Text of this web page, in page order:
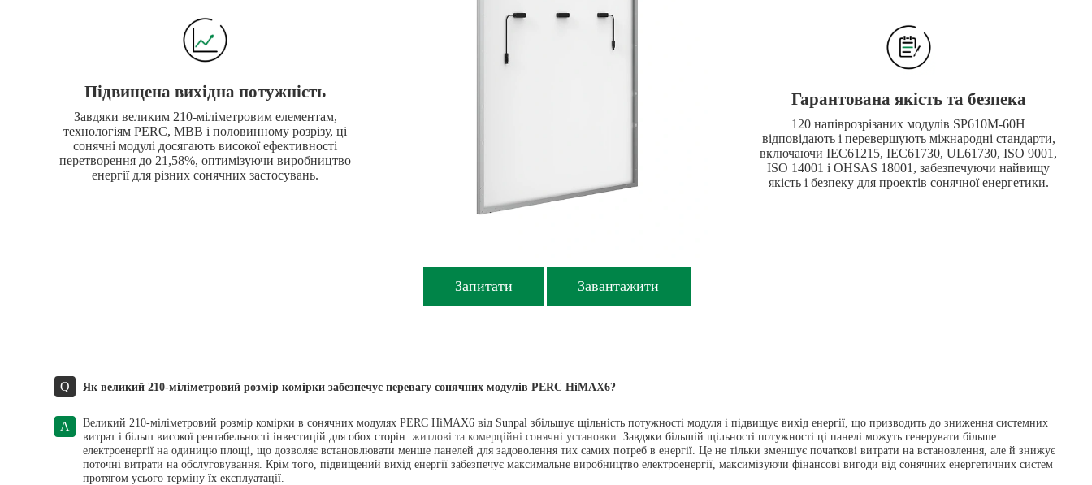
Підвищена вихідна потужність
Завдяки великим 210-міліметровим елементам,
технологіям PERC, MBB і половинному розрізу, ці
сонячні модулі досягають високої ефективності
перетворення до 21,58%, оптимізуючи виробництво
енергії для різних сонячних застосувань.
Гарантована якість та безпека
120 напіврозрізаних модулів SP610M-60H
відповідають і перевершують міжнародні стандарти,
включаючи IEC61215, IEC61730, UL61730, ISO 9001,
ISO 14001 і OHSAS 18001, забезпечуючи найвищу
якість і безпеку для проектів сонячної енергетики.
Запитати Завантажити
Q Як великий 210-міліметровий розмір комірки забезпечує перевагу сонячних модулів PERC HiMAX6?
A
Великий 210-міліметровий розмір комірки в сонячних модулях PERC HiMAX6 від Sunpal збільшує щільність потужності модуля і підвищує вихід енергії, що призводить до зниження системних
витрат і більш високої рентабельності інвестицій для обох сторін. житлові та комерційні сонячні установки . Завдяки більшій щільності потужності ці панелі можуть генерувати більше
електроенергії на одиницю площі, що дозволяє встановлювати менше панелей для задоволення тих самих потреб в енергії. Це не тільки зменшує початкові витрати на встановлення, але й знижує
поточні витрати на обслуговування. Крім того, підвищений вихід енергії забезпечує максимальне виробництво електроенергії, максимізуючи фінансові вигоди від сонячних енергетичних систем
протягом усього терміну їх експлуатації.